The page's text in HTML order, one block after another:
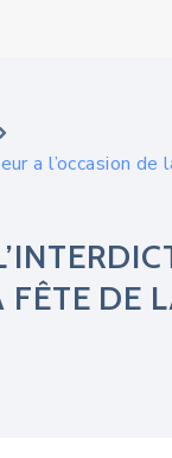
a l’occasion de
FÊTE DE